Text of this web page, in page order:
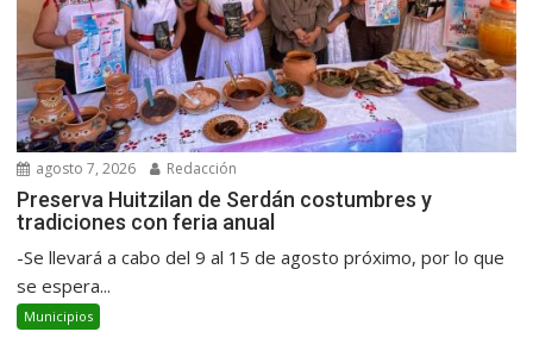
agosto 7, 2026 Redacción
Preserva Huitzilan de Serdán costumbres y
tradiciones con feria anual
-Se llevará a cabo del 9 al 15 de agosto próximo, por lo que
se espera...
Municipios